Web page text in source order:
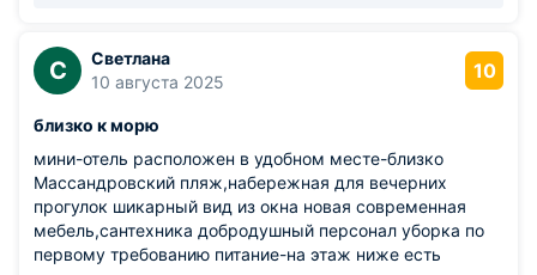
С
Светлана
10 августа 2025
10
близко к морю
мини-отель расположен в удобном месте-близко
Массандровский пляж,набережная для вечерних
прогулок шикарный вид из окна новая современная
мебель,сантехника добродушный персонал уборка по
первому требованию питание-на этаж ниже есть